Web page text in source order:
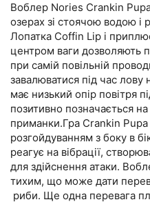
Воблер Nories Crankin
озерах зі стоячою водою і
Лопатка Coffin Lip і
центром ваги дозволяють
при самій повільній
завалюватися під час лову
має низький опір повітря
позитивно позначається
приманки.Гра Crankin
розгойдуванням з боку в
реагує на вібрації,
для здійснення атаки.
тихим, що може дати
риби. Ще одна перевага